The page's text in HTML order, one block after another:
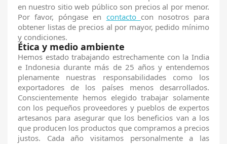
en nuestro sitio web público son precios al por menor.
Por favor, póngase en contacto con nosotros para
obtener listas de precios al por mayor, pedido mínimo
y condiciones.
Ética y medio ambiente
Hemos estado trabajando estrechamente con la India
e Indonesia durante más de 25 años y entendemos
plenamente nuestras responsabilidades como los
exportadores de los países menos desarrollados.
Conscientemente hemos elegido trabajar solamente
con los pequeños proveedores y pueblos de expertos
artesanos para asegurar que los beneficios van a los
que producen los productos que compramos a precios
justos. Cada año visitamos personalmente a las